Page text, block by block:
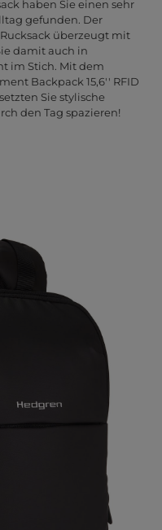
haben Sie einen sehr
gefunden. Der
überzeugt mit
damit auch in
im Stich. Mit dem
Backpack 15,6'' RFID
Sie stylische
den Tag spazieren!